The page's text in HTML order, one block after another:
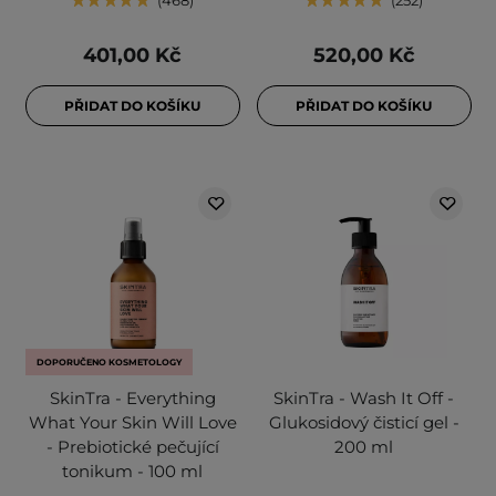
401,00 Kč
PŘIDAT DO KOŠÍKU
520,00 Kč
PŘIDAT DO KOŠÍKU
DOPORUČENO KOSMETOLOGY
SkinTra - Everything
What Your Skin Will Love
- Prebiotické pečující
tonikum - 100 ml
SkinTra - Wash It Off -
Glukosidový čisticí gel -
200 ml